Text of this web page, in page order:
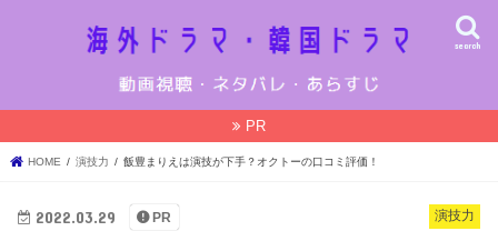
search
PR
HOME 演技力 飯豊まりえは演技が下手？オクトーの口コミ評価！
演技力
2022.03.29 PR